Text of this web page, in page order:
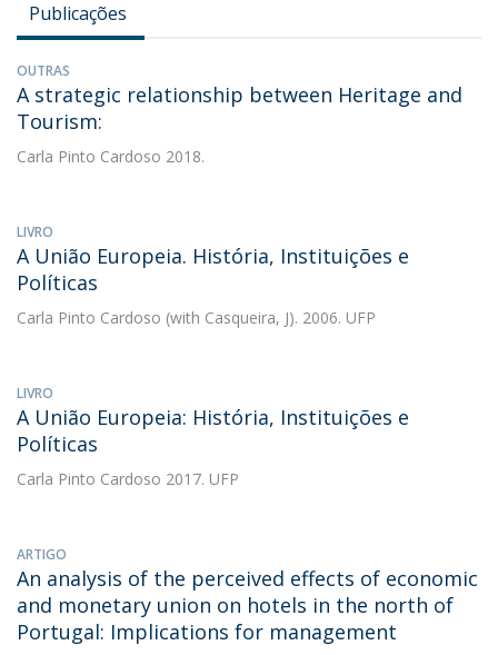
Publicações
OUTRAS
A strategic relationship between Heritage and
Tourism:
Carla Pinto Cardoso 2018.
LIVRO
A União Europeia. História, Instituições e
Políticas
Carla Pinto Cardoso (with Casqueira, J). 2006. UFP
LIVRO
A União Europeia: História, Instituições e
Políticas
Carla Pinto Cardoso 2017. UFP
ARTIGO
An analysis of the perceived effects of economic
and monetary union on hotels in the north of
Portugal: Implications for management